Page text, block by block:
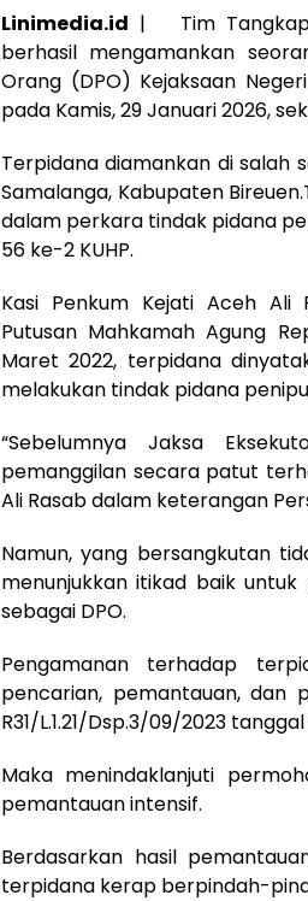
Linimedia.id | Tim Tangkap
berhasil mengamankan
Orang (DPO) Kejaksaan
pada Kamis, 29 Januari 2026,
Terpidana diamankan di salah
Samalanga, Kabupaten
dalam perkara tindak pidana
56 ke-2 KUHP.
Kasi Penkum Kejati Aceh Ali
Putusan Mahkamah Agung
Maret 2022, terpidana
melakukan tindak pidana
“Sebelumnya Jaksa
pemanggilan secara patut
Ali Rasab dalam keterangan
Namun, yang bersangkutan
menunjukkan itikad baik
sebagai DPO.
Pengamanan terhadap
pencarian, pemantauan, dan
R31/L.1.21/Dsp.3/09/2023
Maka menindaklanjuti
pemantauan intensif.
Berdasarkan hasil
terpidana kerap berpindah-